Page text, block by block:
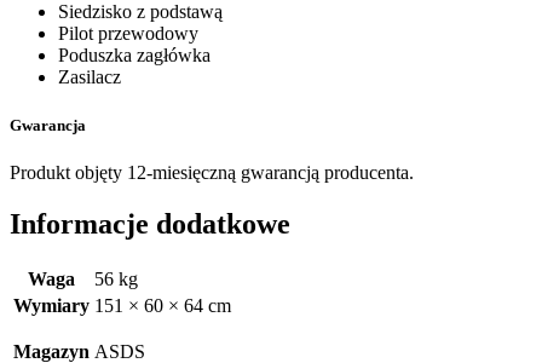
Siedzisko z podstawą
Pilot przewodowy
Poduszka zagłówka
Zasilacz
Gwarancja
Produkt objęty 12-miesięczną gwarancją producenta.
Informacje dodatkowe
Waga
56 kg
Wymiary 151 × 60 × 64 cm
Magazyn ASDS